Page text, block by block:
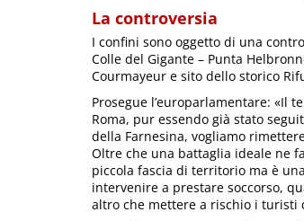
La controversia
I confini sono oggetto di una
Colle del Gigante – Punta
Courmayeur e sito dello storico
Prosegue l’europarlamentare: «Il
Roma, pur essendo già stato
della Farnesina, vogliamo
Oltre che una battaglia ideale ne
piccola fascia di territorio ma è
intervenire a prestare soccorso,
altro che mettere a rischio i turisti